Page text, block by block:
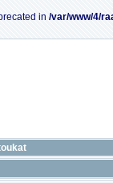
in /var/www/4/